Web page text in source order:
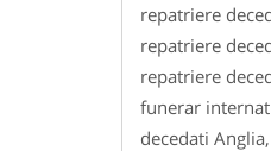
repatriere
repatriere
repatriere
funerar
decedati